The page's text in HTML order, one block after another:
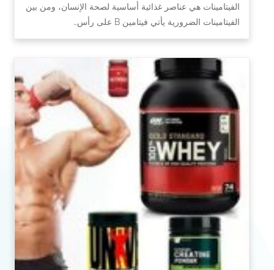
الفيتامينات هي عناصر غذائية أساسية لصحة الإنسان، ومن بين
الفيتامينات الضرورية يأتي فيتامين B على رأس…